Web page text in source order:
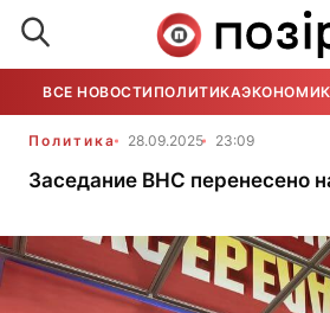
ВСЕ НОВОСТИ ПОЛИТИКА
Политика 28.09.2025 23:09
Заседание ВНС перенесено